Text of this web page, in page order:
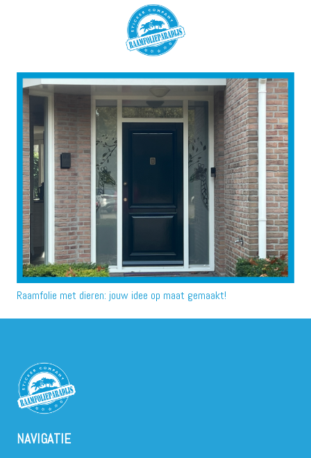
Raamfolie met dieren: jouw idee op maat gemaakt!
NAVIGATIE